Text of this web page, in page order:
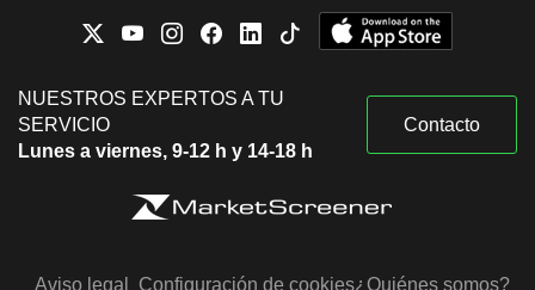
NUESTROS EXPERTOS A TU
SERVICIO
Lunes a viernes, 9-12 h y 14-18 h
Contacto
Aviso legal Configuración de cookies¿Quiénes somos?